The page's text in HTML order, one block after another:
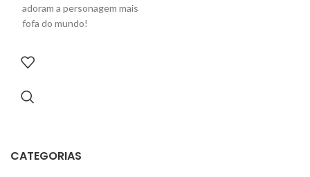
CATEGORIAS
adoram a personagem mais
fofa do mundo!